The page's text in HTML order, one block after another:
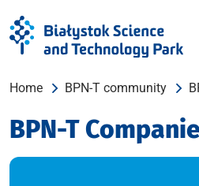
Home BPN-T community
BPN-T